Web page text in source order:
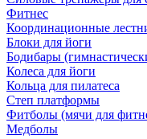
Фитнес
Координационные
Блоки для йоги
Бодибары
Колеса для йоги
Кольца для пилатеса
Степ платформы
Фитболы (мячи для
Медболы